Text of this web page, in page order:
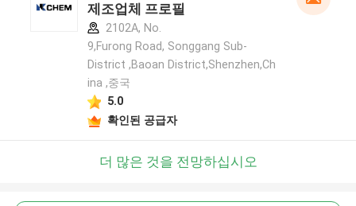
제조업체 프로필
2102A, No.
9,Furong Road, Songgang Sub-
District ,Baoan District,Shenzhen,Ch
ina ,중국
5.0
확인된 공급자
더 많은 것을 전망하십시오